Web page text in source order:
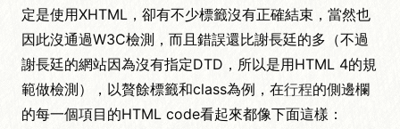
定是使用XHTML，卻有不少標籤沒有正確結束，當然也
因此沒通過W3C檢測，而且錯誤還比謝長廷的多（不過
謝長廷的網站因為沒有指定DTD，所以是用HTML 4的規
範做檢測），以贅餘標籤和class為例，在行程的側邊欄
的每一個項目的HTML code看起來都像下面這樣：